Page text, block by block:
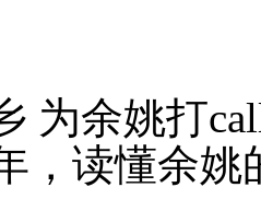
为余姚打
，读懂余